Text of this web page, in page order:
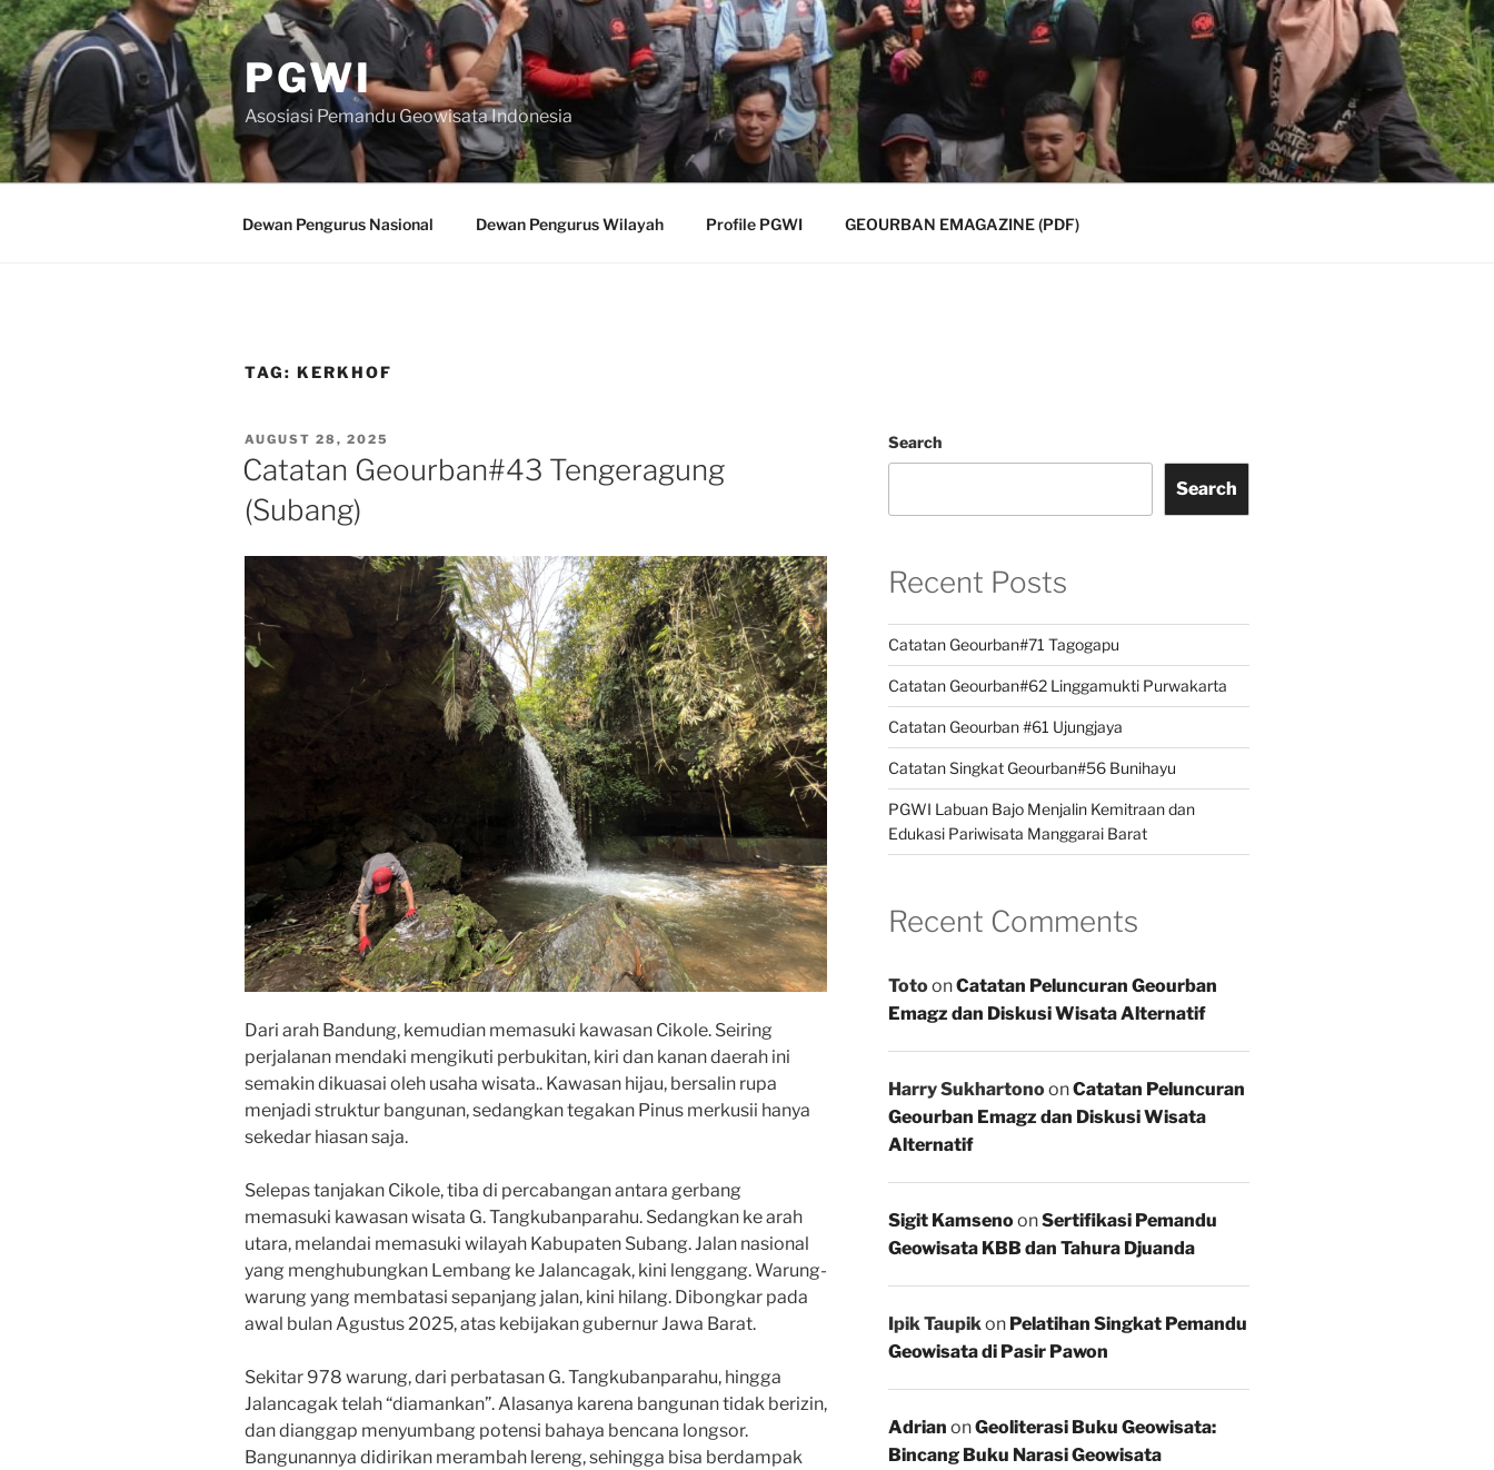
Skip
to
content
PGWI
Asosiasi Pemandu Geowisata Indonesia
Dewan Pengurus Nasional Dewan Pengurus Wilayah Profile PGWI GEOURBAN EMAGAZINE (PDF)
TAG: KERKHOF
POSTED
ON
AUGUST 28, 2025
Catatan Geourban#43 Tengeragung
(Subang)
Dari arah Bandung, kemudian memasuki kawasan Cikole. Seiring
perjalanan mendaki mengikuti perbukitan, kiri dan kanan daerah ini
semakin dikuasai oleh usaha wisata.. Kawasan hijau, bersalin rupa
menjadi struktur bangunan, sedangkan tegakan Pinus merkusii hanya
sekedar hiasan saja.
Selepas tanjakan Cikole, tiba di percabangan antara gerbang
memasuki kawasan wisata G. Tangkubanparahu. Sedangkan ke arah
utara, melandai memasuki wilayah Kabupaten Subang. Jalan nasional
yang menghubungkan Lembang ke Jalancagak, kini lenggang. Warung-
warung yang membatasi sepanjang jalan, kini hilang. Dibongkar pada
awal bulan Agustus 2025, atas kebijakan gubernur Jawa Barat.
Sekitar 978 warung, dari perbatasan G. Tangkubanparahu, hingga
Jalancagak telah “diamankan”. Alasanya karena bangunan tidak berizin,
dan dianggap menyumbang potensi bahaya bencana longsor.
Bangunannya didirikan merambah lereng, sehingga bisa berdampak
Search
Search
Recent Posts
Catatan Geourban#71 Tagogapu
Catatan Geourban#62 Linggamukti Purwakarta
Catatan Geourban #61 Ujungjaya
Catatan Singkat Geourban#56 Bunihayu
PGWI Labuan Bajo Menjalin Kemitraan dan
Edukasi Pariwisata Manggarai Barat
Recent Comments
TotoonCatatan Peluncuran Geourban
Emagz dan Diskusi Wisata Alternatif
Harry SukhartonoonCatatan Peluncuran
Geourban Emagz dan Diskusi Wisata
Alternatif
Sigit KamsenoonSertifikasi Pemandu
Geowisata KBB dan Tahura Djuanda
Ipik Taupikon Pelatihan Singkat Pemandu
Geowisata di Pasir Pawon
Adrian onGeoliterasi Buku Geowisata:
Bincang Buku Narasi Geowisata